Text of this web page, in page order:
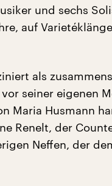
und sechs
auf
als
seiner eigenen
Maria Husmann
Renelt, der
Neffen, der